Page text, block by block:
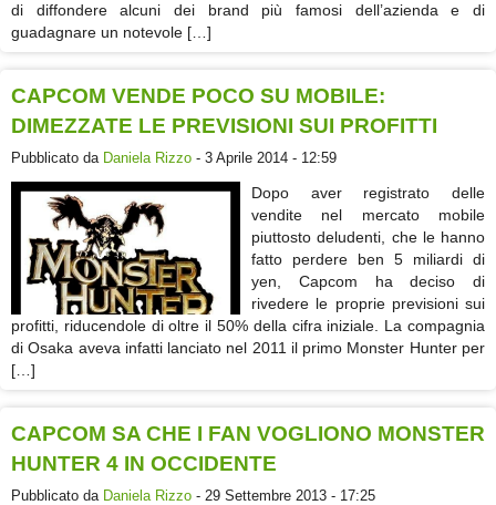
di diffondere alcuni dei brand più famosi dell’azienda e di
guadagnare un notevole […]
CAPCOM VENDE POCO SU MOBILE:
DIMEZZATE LE PREVISIONI SUI PROFITTI
Pubblicato da Daniela Rizzo - 3 Aprile 2014 - 12:59
Dopo aver registrato delle
vendite nel mercato mobile
piuttosto deludenti, che le hanno
fatto perdere ben 5 miliardi di
yen, Capcom ha deciso di
rivedere le proprie previsioni sui
profitti, riducendole di oltre il 50% della cifra iniziale. La compagnia
di Osaka aveva infatti lanciato nel 2011 il primo Monster Hunter per
[…]
CAPCOM SA CHE I FAN VOGLIONO MONSTER
HUNTER 4 IN OCCIDENTE
Pubblicato da Daniela Rizzo - 29 Settembre 2013 - 17:25